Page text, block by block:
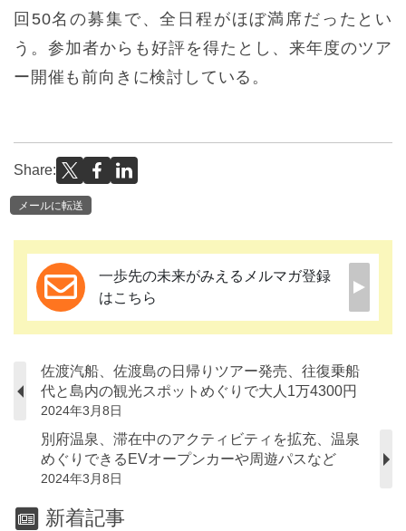
回50名の募集で、全日程がほぼ満席だったとい
う。参加者からも好評を得たとし、来年度のツア
ー開催も前向きに検討している。
Share:
メールに転送
一歩先の未来がみえるメルマガ登録
はこちら
佐渡汽船、佐渡島の日帰りツアー発売、往復乗船
代と島内の観光スポットめぐりで大人1万4300円
2024年3月8日
別府温泉、滞在中のアクティビティを拡充、温泉
めぐりできるEVオープンカーや周遊パスなど
2024年3月8日
新着記事